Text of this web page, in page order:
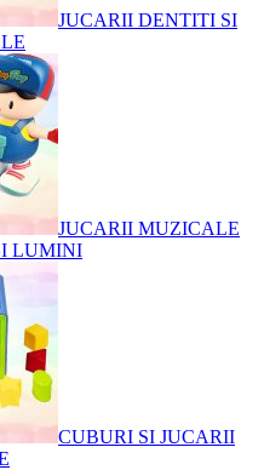
JUCARII DENTITI SI
JUCARII MUZICALE
LUMINI
CUBURI SI JUCARII